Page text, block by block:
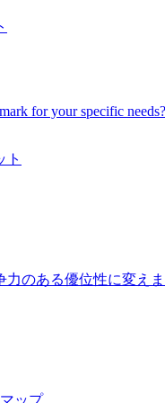
for your specific needs?
ト
力のある優位性に変え
ップ